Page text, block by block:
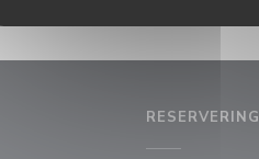
RESERVERING